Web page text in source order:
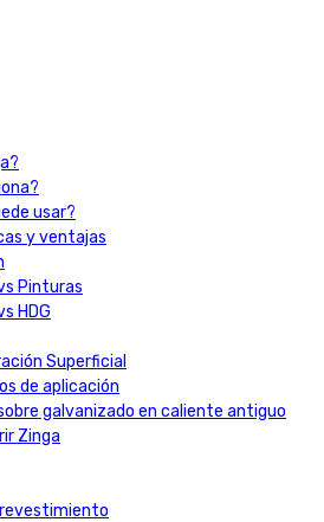
usar?
y ventajas
Pinturas
HDG
Superficial
de aplicación
galvanizado en caliente antiguo
Zinga